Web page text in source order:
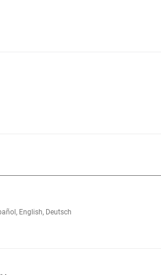
English, Deutsch